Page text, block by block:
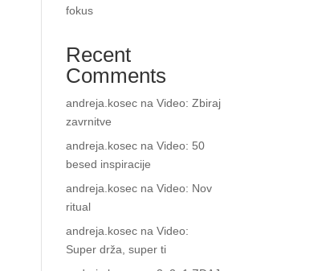
fokus
Recent
Comments
andreja.kosec naVideo: Zbiraj
zavrnitve
andreja.kosec naVideo: 50
besed inspiracije
andreja.kosec naVideo: Nov
ritual
andreja.kosec naVideo:
Super drža, super ti